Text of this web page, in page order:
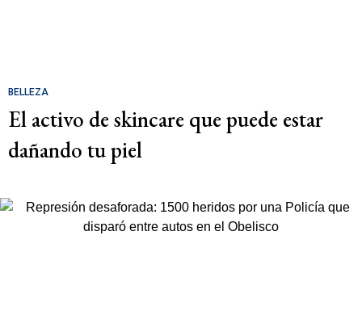
BELLEZA
El activo de skincare que puede estar
dañando tu piel